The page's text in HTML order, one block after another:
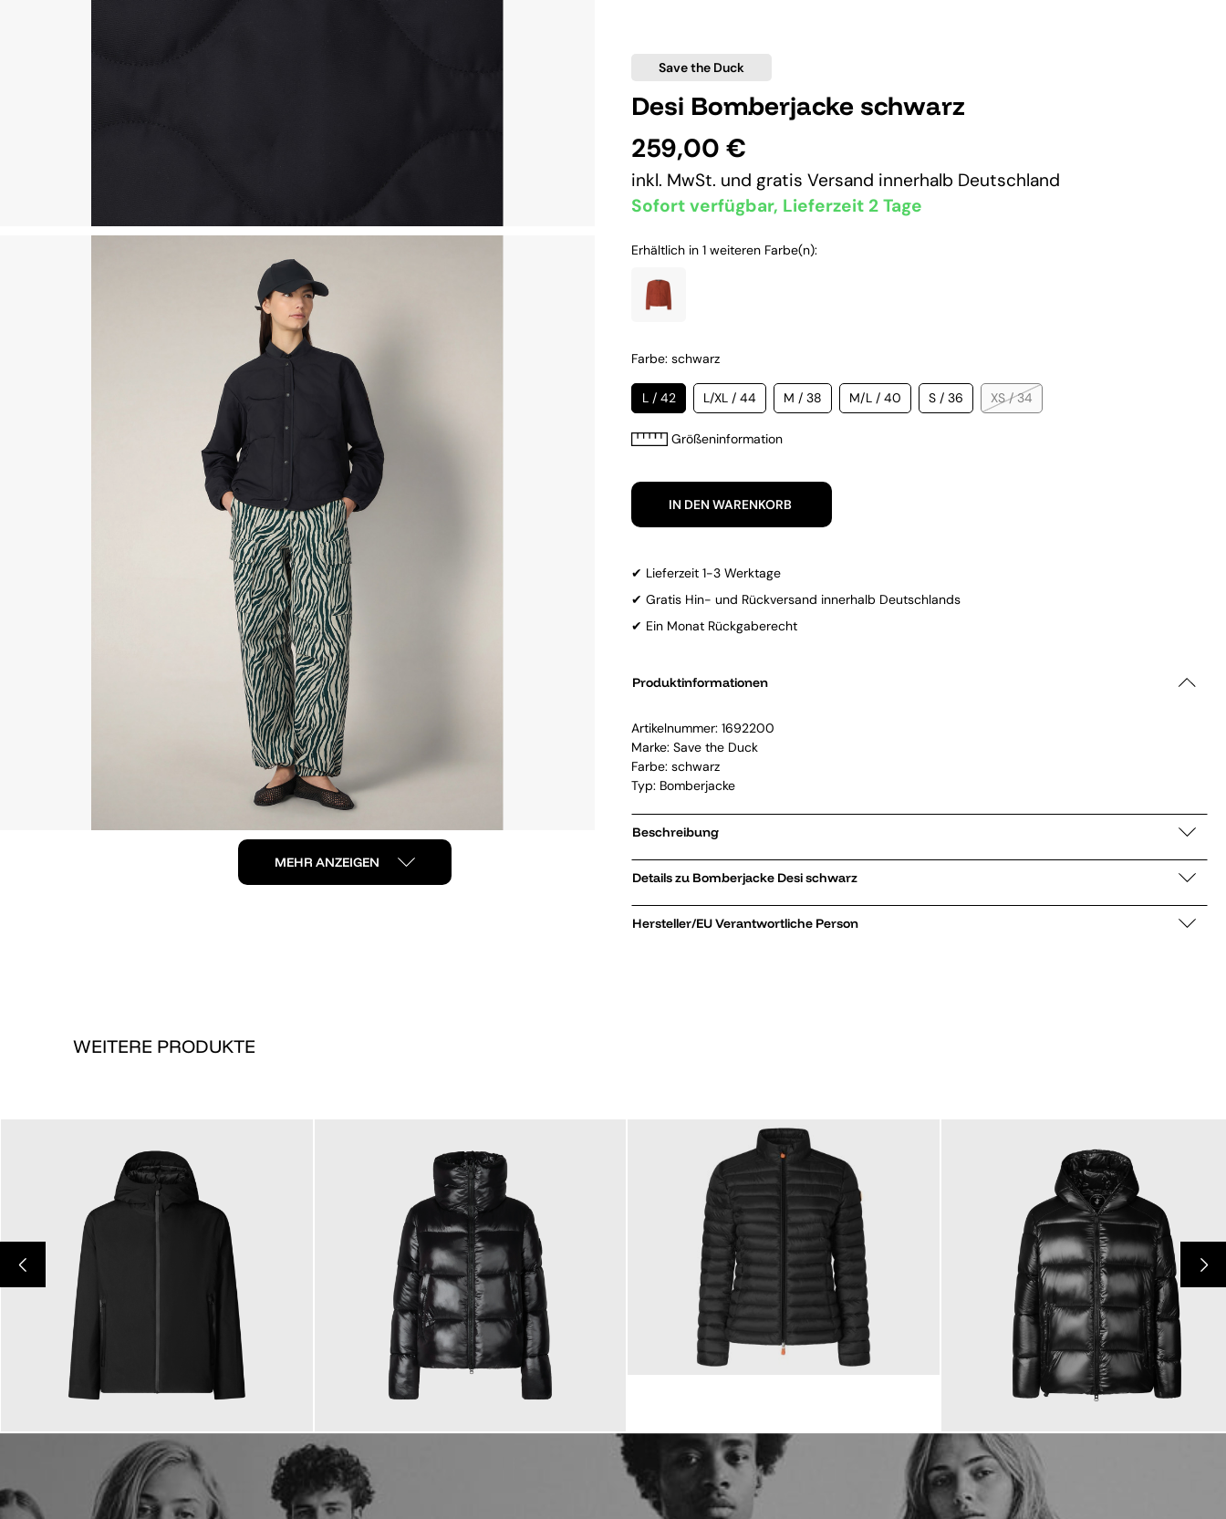
MEHR ANZEIGEN
Save the Duck
Desi Bomberjacke schwarz
259,00 €
inkl. MwSt. und gratis Versand innerhalb Deutschland
Sofort verfügbar, Lieferzeit 2 Tage
Erhältlich in 1 weiteren Farbe(n):
Farbe: schwarz
L / 42 L/XL / 44 M / 38 M/L / 40 S / 36 XS / 34
Größeninformation
IN DEN WARENKORB
✔ Lieferzeit 1-3 Werktage
✔ Gratis Hin- und Rückversand innerhalb Deutschlands
✔ Ein Monat Rückgaberecht
Produktinformationen
Artikelnummer: 1692200
Marke: Save the Duck
Farbe: schwarz
Typ: Bomberjacke
Beschreibung
Details zu Bomberjacke Desi schwarz
Hersteller/EU Verantwortliche Person
WEITERE PRODUKTE
359,00 € 349,00 €
179,00 €
349,00 €